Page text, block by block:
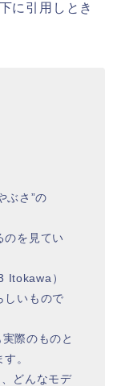
に引用しとき
ぶさ”の
のを見てい
Itokawa）
しいもので
際のものと
。
どんなモデ